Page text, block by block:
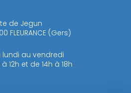
de Jegun
FLEURANCE (Gers)
lundi au vendredi
12h et de 14h à 18h